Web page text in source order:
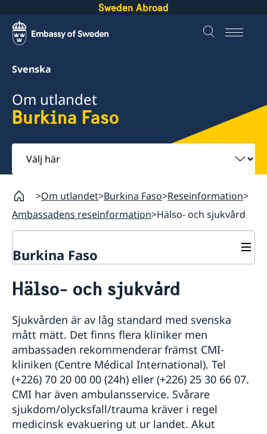
Sweden Abroad
Svenska
Om utlandet
Burkina Faso
Välj
här
Om utlandet Burkina Faso Reseinformation
Ambassadens reseinformation Hälso- och sjukvård
Burkina Faso
Hjälp till svenskar i Burkina Faso
Akut hjälp
Hemtransport
Larmcentraler
Pass i Burkina Faso
Ambassadens reseinformation
Aktuella händelser
Allmänna säkerhetsläget
Terrorism
Hälso- och sjukvård
Naturförhållanden och katastrofer
In- och utresebestämmelser
Kriminalitet och personlig säkerhet
Hälso- och sjukvård
Sjukvården är av låg standard med svenska
mått mätt. Det finns flera kliniker men
ambassaden rekommenderar främst CMI-
kliniken (Centre Médical International). Tel
(+226) 70 20 00 00 (24h) eller (+226) 25 30 66 07.
CMI har även ambulansservice. Svårare
sjukdom/olycksfall/trauma kräver i regel
medicinsk evakuering ut ur landet. Akut